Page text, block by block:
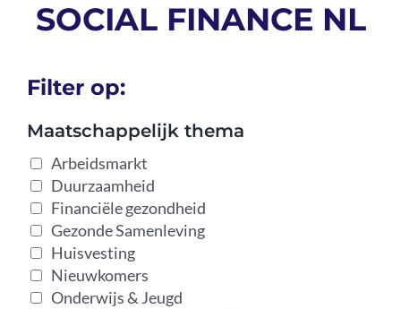
SOCIAL FINANCE NL
Filter op:
Maatschappelijk thema
Arbeidsmarkt
Duurzaamheid
Financiële gezondheid
Gezonde Samenleving
Huisvesting
Nieuwkomers
Onderwijs & Jeugd